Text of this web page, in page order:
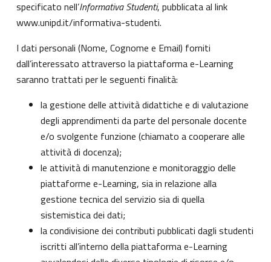
specificato nell’Informativa Studenti, pubblicata al link
www.unipd.it/informativa-studenti.
I dati personali (Nome, Cognome e Email) forniti
dall’interessato attraverso la piattaforma e-Learning
saranno trattati per le seguenti finalità:
la gestione delle attività didattiche e di valutazione
degli apprendimenti da parte del personale docente
e/o svolgente funzione (chiamato a cooperare alle
attività di docenza);
le attività di manutenzione e monitoraggio delle
piattaforme e-Learning, sia in relazione alla
gestione tecnica del servizio sia di quella
sistemistica dei dati;
la condivisione dei contributi pubblicati dagli studenti
iscritti all’interno della piattaforma e-Learning